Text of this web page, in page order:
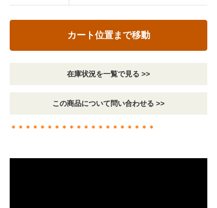
カート位置まで移動
在庫状況を一覧で見る >>
この商品について問い合わせる >>
＊＊＊＊＊＊＊＊＊＊＊＊＊＊＊＊＊＊＊＊